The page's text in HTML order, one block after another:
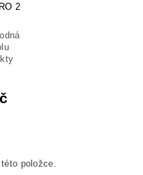
2
položce.